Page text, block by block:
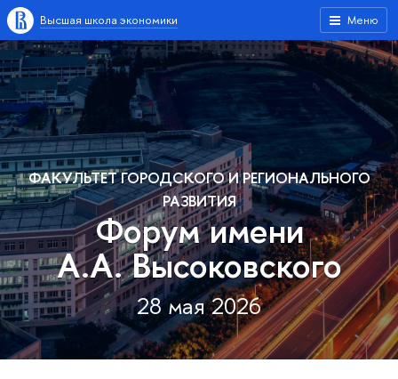
Меню
Высшая школа экономики
ФАКУЛЬТЕТ ГОРОДСКОГО И РЕГИОНАЛЬНОГО
РАЗВИТИЯ
Форум имени
А.А. Высоковского
28 мая 2026